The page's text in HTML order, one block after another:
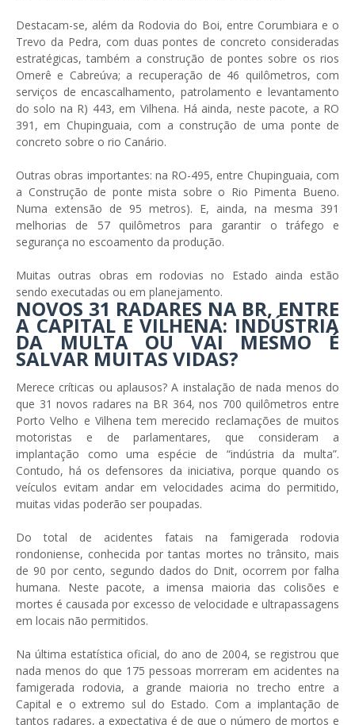
Destacam-se, além da Rodovia do Boi, entre Corumbiara e o
Trevo da Pedra, com duas pontes de concreto consideradas
estratégicas, também a construção de pontes sobre os rios
Omerê e Cabreúva; a recuperação de 46 quilômetros, com
serviços de encascalhamento, patrolamento e levantamento
do solo na R) 443, em Vilhena. Há ainda, neste pacote, a RO
391, em Chupinguaia, com a construção de uma ponte de
concreto sobre o rio Canário.
Outras obras importantes: na RO-495, entre Chupinguaia, com
a Construção de ponte mista sobre o Rio Pimenta Bueno.
Numa extensão de 95 metros). E, ainda, na mesma 391
melhorias de 57 quilômetros para garantir o tráfego e
segurança no escoamento da produção.
Muitas outras obras em rodovias no Estado ainda estão
sendo executadas ou em planejamento.
NOVOS 31 RADARES NA BR, ENTRE
A CAPITAL E VILHENA: INDÚSTRIA
DA MULTA OU VAI MESMO É
SALVAR MUITAS VIDAS?
Merece críticas ou aplausos? A instalação de nada menos do
que 31 novos radares na BR 364, nos 700 quilômetros entre
Porto Velho e Vilhena tem merecido reclamações de muitos
motoristas e de parlamentares, que consideram a
implantação como uma espécie de “indústria da multa”.
Contudo, há os defensores da iniciativa, porque quando os
veículos evitam andar em velocidades acima do permitido,
muitas vidas poderão ser poupadas.
Do total de acidentes fatais na famigerada rodovia
rondoniense, conhecida por tantas mortes no trânsito, mais
de 90 por cento, segundo dados do Dnit, ocorrem por falha
humana. Neste pacote, a imensa maioria das colisões e
mortes é causada por excesso de velocidade e ultrapassagens
em locais não permitidos.
Na última estatística oficial, do ano de 2004, se registrou que
nada menos do que 175 pessoas morreram em acidentes na
famigerada rodovia, a grande maioria no trecho entre a
Capital e o extremo sul do Estado. Com a implantação de
tantos radares, a expectativa é de que o número de mortos e